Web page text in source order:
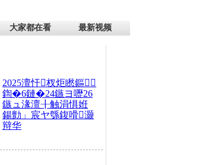
大家都在看 最新视频
2025澶忓杈炬矁鏂
鍧�6鏈�24鏃ヨ嚦26
鏃ュ湪澶╂触涓惧姙
鍚勯」宸ヤ綔鍑嗗灏
辩华